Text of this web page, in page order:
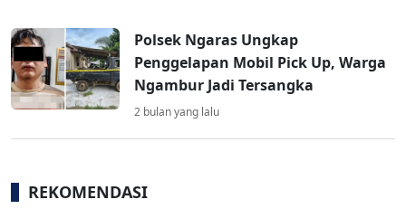
Polsek Ngaras Ungkap
Penggelapan Mobil Pick Up, Warga
Ngambur Jadi Tersangka
2 bulan yang lalu
REKOMENDASI